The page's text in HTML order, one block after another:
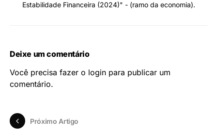
Estabilidade Financeira (2024)" - (ramo da economia).
Deixe um comentário
Você precisa fazer o login para publicar um
comentário.
Próximo Artigo